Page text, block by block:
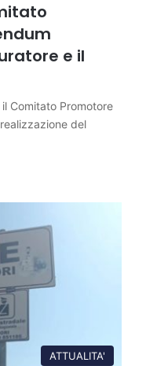
e il
Comitato Promotore
del
ATTUALITA'